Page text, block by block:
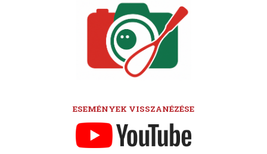
ESEMÉNYEK VISSZANÉZÉSE